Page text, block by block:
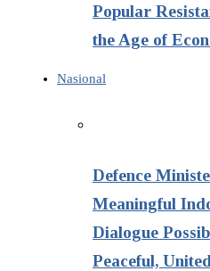
Popular
the Age of
Nasional
Defence
Meaningful
Dialogue
Peaceful,